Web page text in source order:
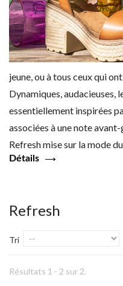
jeune, ou à tous ceux qui
Dynamiques, audacieuses,
essentiellement inspirées
associées à une note
Refresh mise sur la mode
Détails
Refresh
Tri
Résultats 1 - 2 sur 2.